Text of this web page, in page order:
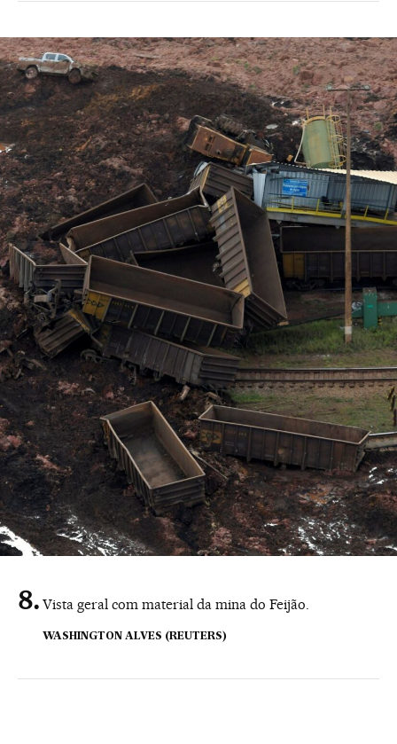
Vista geral com material da mina do Feijão.
WASHINGTON ALVES (REUTERS)